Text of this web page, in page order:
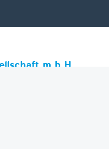
m.b.H.